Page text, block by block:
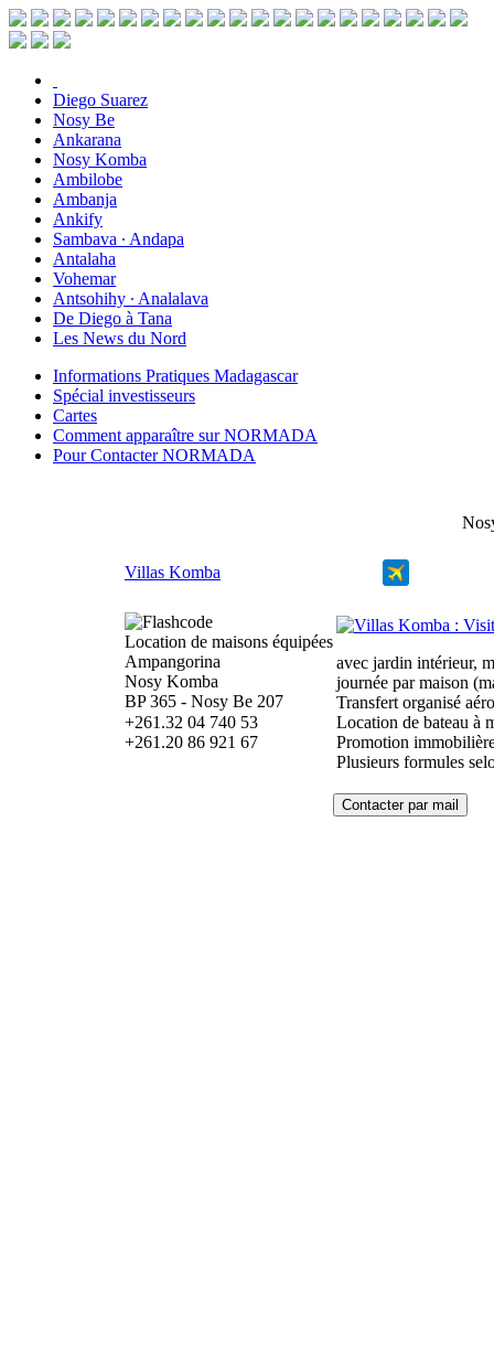
Diego Suarez
Nosy Be
Ankarana
Nosy Komba
Ambilobe
Ambanja
Ankify
Sambava ∙ Andapa
Antalaha
Vohemar
Antsohihy ∙ Analalava
De Diego à Tana
Les News du Nord
Informations Pratiques Madagascar
Spécial investisseurs
Cartes
Comment apparaître sur NORMADA
Pour Contacter NORMADA
Villas Komba
Location de maisons équipées
Ampangorina
Nosy Komba
BP 365 - Nosy Be 207
+261.32 04 740 53
+261.20 86 921 67
avec jardin intérieur,
journée par maison
Transfert organisé
Location de bateau à
Promotion
Plusieurs formules